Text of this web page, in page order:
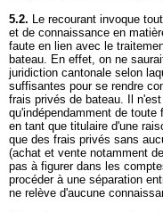
5.2. Le recourant invoque
et de connaissance en
faute en lien avec le
bateau. En effet, on ne
juridiction cantonale selon
suffisantes pour se rendre
frais privés de bateau. Il
qu'indépendamment de
en tant que titulaire d'une
que des frais privés sans
(achat et vente notamment
pas à figurer dans les
procéder à une séparation
ne relève d'aucune